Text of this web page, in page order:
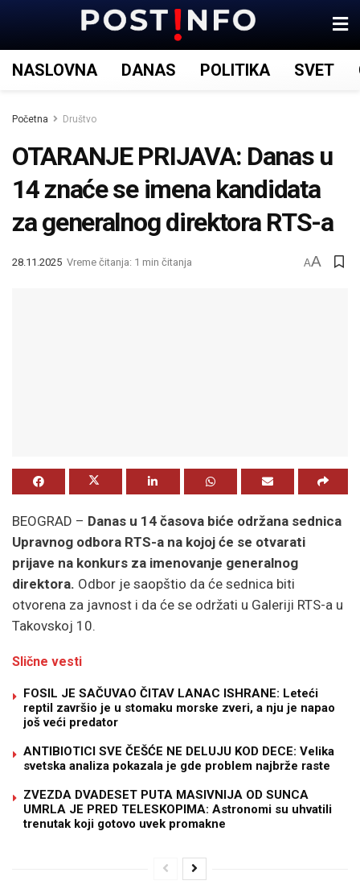
NASLOVNA DANAS POLITIKA SVET
Početna Društvo
OTARANJE PRIJAVA: Danas u
14 znaće se imena kandidata
za generalnog direktora RTS-a
28.11.2025 Vreme čitanja: 1 min čitanja AA
BEOGRAD – Danas u 14 časova biće održana sednica
Upravnog odbora RTS-a na kojoj će se otvarati
prijave na konkurs za imenovanje generalnog
direktora. Odbor je saopštio da će sednica biti
otvorena za javnost i da će se održati u Galeriji RTS-a u
Takovskoj 10.
Slične vesti
FOSIL JE SAČUVAO ČITAV LANAC ISHRANE: Leteći
reptil završio je u stomaku morske zveri, a nju je napao
još veći predator
ANTIBIOTICI SVE ČEŠĆE NE DELUJU KOD DECE: Velika
svetska analiza pokazala je gde problem najbrže raste
ZVEZDA DVADESET PUTA MASIVNIJA OD SUNCA
UMRLA JE PRED TELESKOPIMA: Astronomi su uhvatili
trenutak koji gotovo uvek promakne